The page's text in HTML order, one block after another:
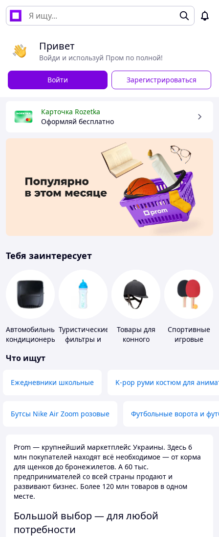
Привет
Войди и используй Пром по полной!
Войти Зарегистрироваться
Карточка Rozetka
Оформляй бесплатно
Тебя заинтересует
Автомобильные
кондиционеры
Туристические
фильтры и
Товары для
конного
Спортивные
игровые
Что ищут
Ежедневники школьные K-pop руми костюм для
Бутсы Nike Air Zoom розовые Футбольные ворота и
Prom — крупнейший маркетплейс Украины. Здесь 6
млн покупателей находят всё необходимое — от корма
для щенков до бронежилетов. А 60 тыс.
предпринимателей со всей страны продают и
развивают бизнес. Более 120 млн товаров в одном
месте.
Большой выбор — для любой
потребности